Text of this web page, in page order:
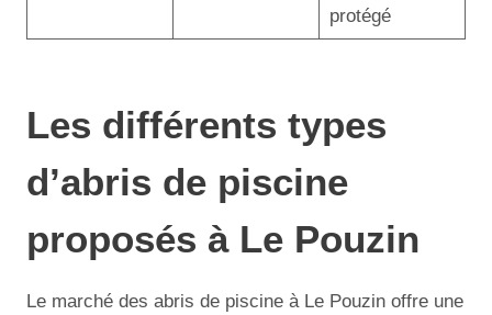
protégé
Les différents types
d’abris de piscine
proposés à Le Pouzin
Le marché des abris de piscine à Le Pouzin offre une